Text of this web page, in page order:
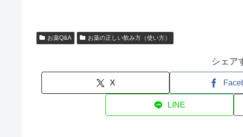
お薬Q&A お薬の正しい飲み方（使い方）
シェア
X
LINE